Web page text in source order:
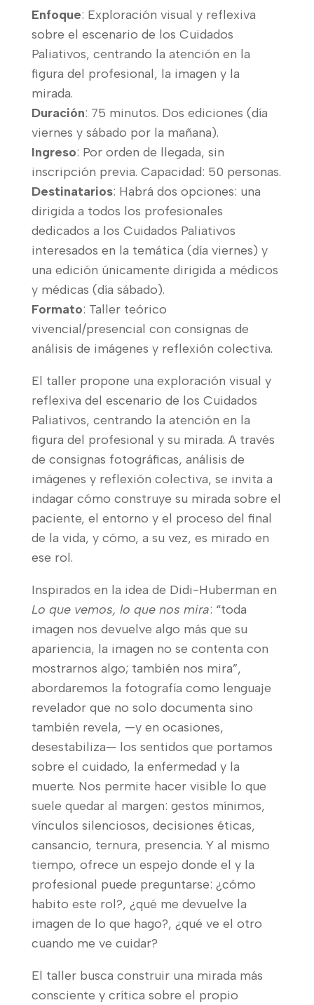
Enfoque: Exploración visual y reflexiva
sobre el escenario de los Cuidados
Paliativos, centrando la atención en la
figura del profesional, la imagen y la
mirada.
Duración: 75 minutos. Dos ediciones (día
viernes y sábado por la mañana).
Ingreso: Por orden de llegada, sin
inscripción previa. Capacidad: 50 personas.
Destinatarios: Habrá dos opciones: una
dirigida a todos los profesionales
dedicados a los Cuidados Paliativos
interesados en la temática (día viernes) y
una edición únicamente dirigida a médicos
y médicas (día sábado).
Formato: Taller teórico
vivencial/presencial con consignas de
análisis de imágenes y reflexión colectiva.
El taller propone una exploración visual y
reflexiva del escenario de los Cuidados
Paliativos, centrando la atención en la
figura del profesional y su mirada. A través
de consignas fotográficas, análisis de
imágenes y reflexión colectiva, se invita a
indagar cómo construye su mirada sobre el
paciente, el entorno y el proceso del final
de la vida, y cómo, a su vez, es mirado en
ese rol.
Inspirados en la idea de Didi-Huberman en
Lo que vemos, lo que nos mira: “toda
imagen nos devuelve algo más que su
apariencia, la imagen no se contenta con
mostrarnos algo; también nos mira”,
abordaremos la fotografía como lenguaje
revelador que no solo documenta sino
también revela, —y en ocasiones,
desestabiliza— los sentidos que portamos
sobre el cuidado, la enfermedad y la
muerte. Nos permite hacer visible lo que
suele quedar al margen: gestos mínimos,
vínculos silenciosos, decisiones éticas,
cansancio, ternura, presencia. Y al mismo
tiempo, ofrece un espejo donde el y la
profesional puede preguntarse: ¿cómo
habito este rol?, ¿qué me devuelve la
imagen de lo que hago?, ¿qué ve el otro
cuando me ve cuidar?
El taller busca construir una mirada más
consciente y crítica sobre el propio